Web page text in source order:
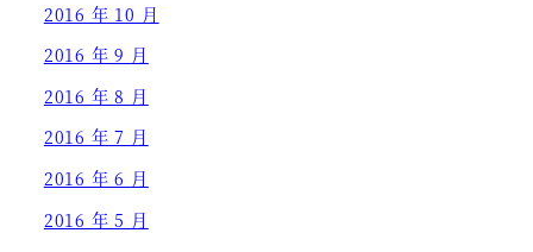
2016 年 10 月
2016 年 9 月
2016 年 8 月
2016 年 7 月
2016 年 6 月
2016 年 5 月